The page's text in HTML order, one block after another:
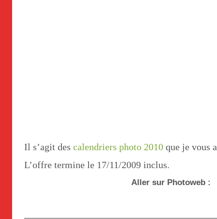
Il s’agit des calendriers photo 2010 que je vous
L’offre termine le 17/11/2009 inclus.
Aller sur Photoweb :